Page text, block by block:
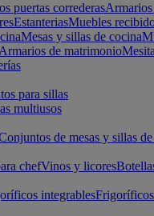
puertas correderas
EstanteriasMuebles
Mesas y sillas de cocina
Armarios de matrimonio
para sillas
multiusos
de mesas y sillas
chefVinos y licores
integrables